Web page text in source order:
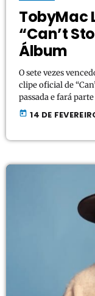
TobyMac
“Can’t
Álbum
O sete vezes
clipe oficial de
passada e fará
MY MIND, que
inspiração por trás
today 14 DE